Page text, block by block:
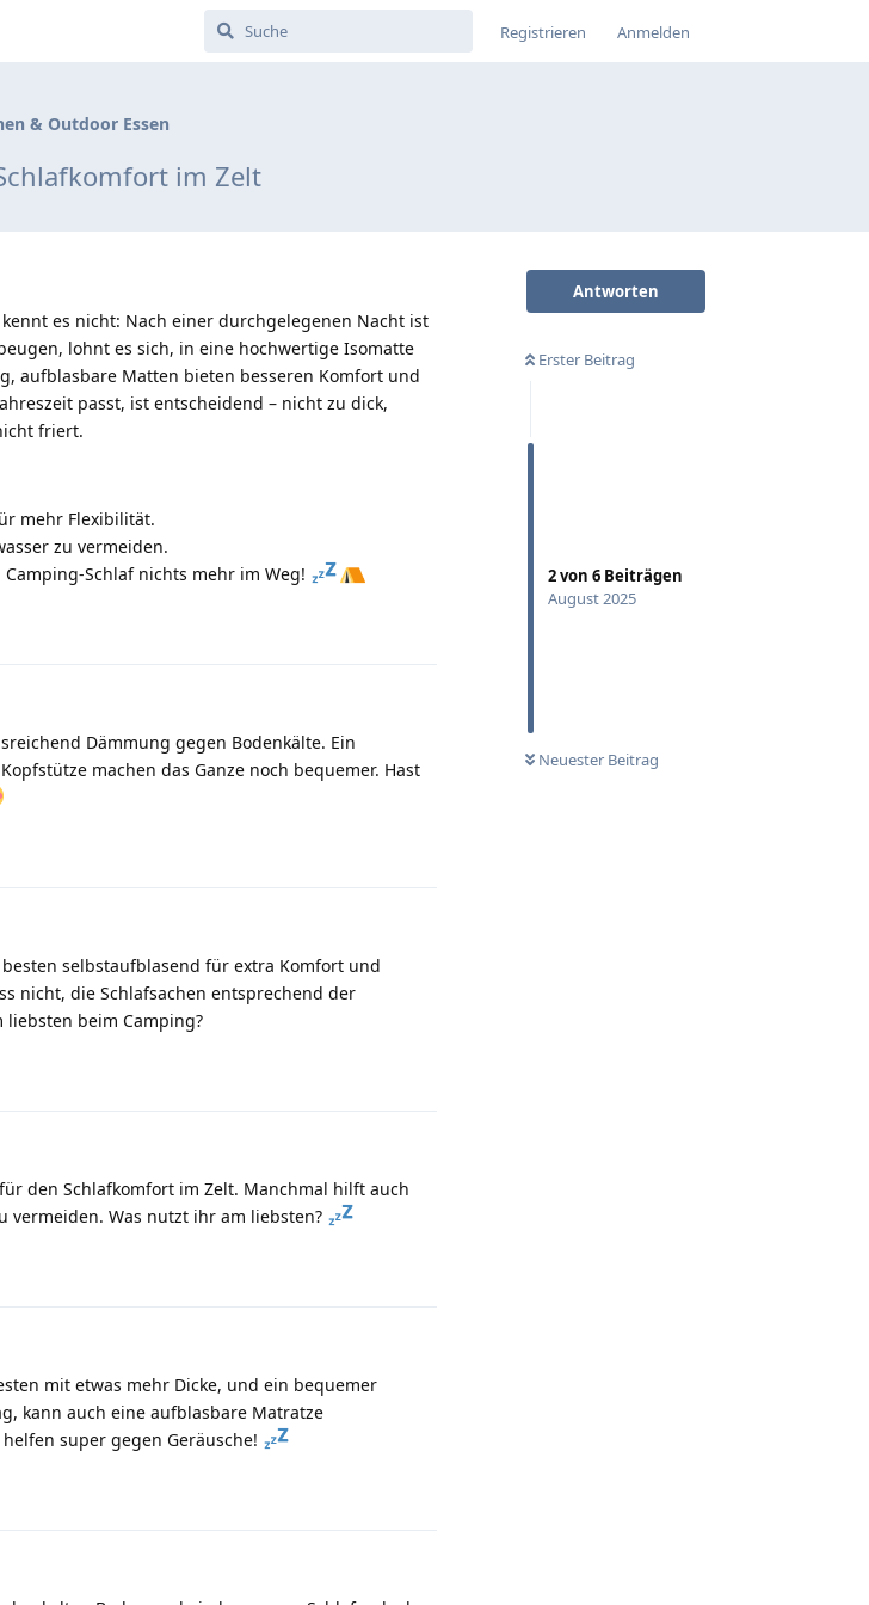
Registrieren Anmelden
& Outdoor Essen
im Zelt
Antworten
Erster Beitrag
2von 6 Beiträgen
August 2025
Neuester Beitrag
es nicht: Nach einer durchgelegenen Nacht ist
lohnt es sich, in eine hochwertige Isomatte
aufblasbare Matten bieten besseren Komfort und
passt, ist entscheidend – nicht zu dick,
friert.
mehr Flexibilität.
zu vermeiden.
Schlaf nichts mehr im Weg!
Dämmung gegen Bodenkälte. Ein
machen das Ganze noch bequemer. Hast
selbstaufblasend für extra Komfort und
nicht, die Schlafsachen entsprechend der
beim Camping?
den Schlafkomfort im Zelt. Manchmal hilft auch
vermeiden. Was nutzt ihr am liebsten?
mit etwas mehr Dicke, und ein bequemer
kann auch eine aufblasbare Matratze
super gegen Geräusche!